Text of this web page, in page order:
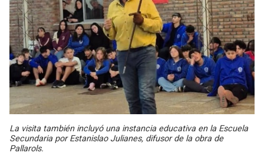
La visita también incluyó una instancia educativa en la Escuela
Secundaria por Estanislao Julianes, difusor de la obra de
Pallarols.